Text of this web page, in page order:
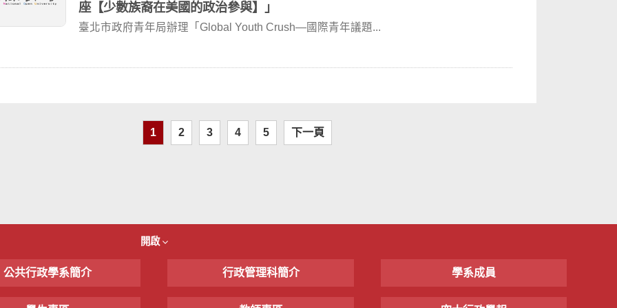
座【少數族裔在美國的政治參與】」
臺北市政府青年局辦理「Global Youth Crush—國際青年議題...
1 2 3 4 5 下一頁
開啟
公共行政學系簡介 行政管理科簡介 學系成員